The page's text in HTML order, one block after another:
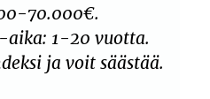
70.000€.
1-20 vuotta.
ja voit säästää.